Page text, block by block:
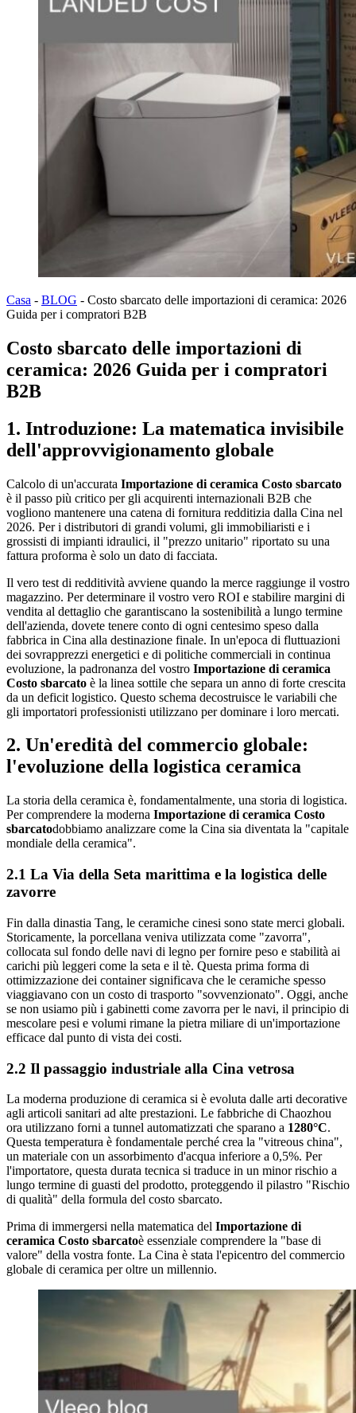
Casa - BLOG - Costo sbarcato delle importazioni di ceramica: 2026
Guida per i compratori B2B
Costo sbarcato delle importazioni di
ceramica: 2026 Guida per i compratori
B2B
1. Introduzione: La matematica invisibile
dell'approvvigionamento globale
Calcolo di un'accurata Importazione di ceramica Costo sbarcato
è il passo più critico per gli acquirenti internazionali B2B che
vogliono mantenere una catena di fornitura redditizia dalla Cina nel
2026. Per i distributori di grandi volumi, gli immobiliaristi e i
grossisti di impianti idraulici, il "prezzo unitario" riportato su una
fattura proforma è solo un dato di facciata.
Il vero test di redditività avviene quando la merce raggiunge il vostro
magazzino. Per determinare il vostro vero ROI e stabilire margini di
vendita al dettaglio che garantiscano la sostenibilità a lungo termine
dell'azienda, dovete tenere conto di ogni centesimo speso dalla
fabbrica in Cina alla destinazione finale. In un'epoca di fluttuazioni
dei sovrapprezzi energetici e di politiche commerciali in continua
evoluzione, la padronanza del vostro Importazione di ceramica
Costo sbarcato è la linea sottile che separa un anno di forte crescita
da un deficit logistico. Questo schema decostruisce le variabili che
gli importatori professionisti utilizzano per dominare i loro mercati.
2. Un'eredità del commercio globale:
l'evoluzione della logistica ceramica
La storia della ceramica è, fondamentalmente, una storia di logistica.
Per comprendere la moderna Importazione di ceramica Costo
sbarcatodobbiamo analizzare come la Cina sia diventata la "capitale
mondiale della ceramica".
2.1 La Via della Seta marittima e la logistica delle
zavorre
Fin dalla dinastia Tang, le ceramiche cinesi sono state merci globali.
Storicamente, la porcellana veniva utilizzata come "zavorra",
collocata sul fondo delle navi di legno per fornire peso e stabilità ai
carichi più leggeri come la seta e il tè. Questa prima forma di
ottimizzazione dei container significava che le ceramiche spesso
viaggiavano con un costo di trasporto "sovvenzionato". Oggi, anche
se non usiamo più i gabinetti come zavorra per le navi, il principio di
mescolare pesi e volumi rimane la pietra miliare di un'importazione
efficace dal punto di vista dei costi.
2.2 Il passaggio industriale alla Cina vetrosa
La moderna produzione di ceramica si è evoluta dalle arti decorative
agli articoli sanitari ad alte prestazioni. Le fabbriche di Chaozhou
ora utilizzano forni a tunnel automatizzati che sparano a 1280°C.
Questa temperatura è fondamentale perché crea la "vitreous china",
un materiale con un assorbimento d'acqua inferiore a 0,5%. Per
l'importatore, questa durata tecnica si traduce in un minor rischio a
lungo termine di guasti del prodotto, proteggendo il pilastro "Rischio
di qualità" della formula del costo sbarcato.
Prima di immergersi nella matematica del Importazione di
ceramica Costo sbarcatoè essenziale comprendere la "base di
valore" della vostra fonte. La Cina è stata l'epicentro del commercio
globale di ceramica per oltre un millennio.